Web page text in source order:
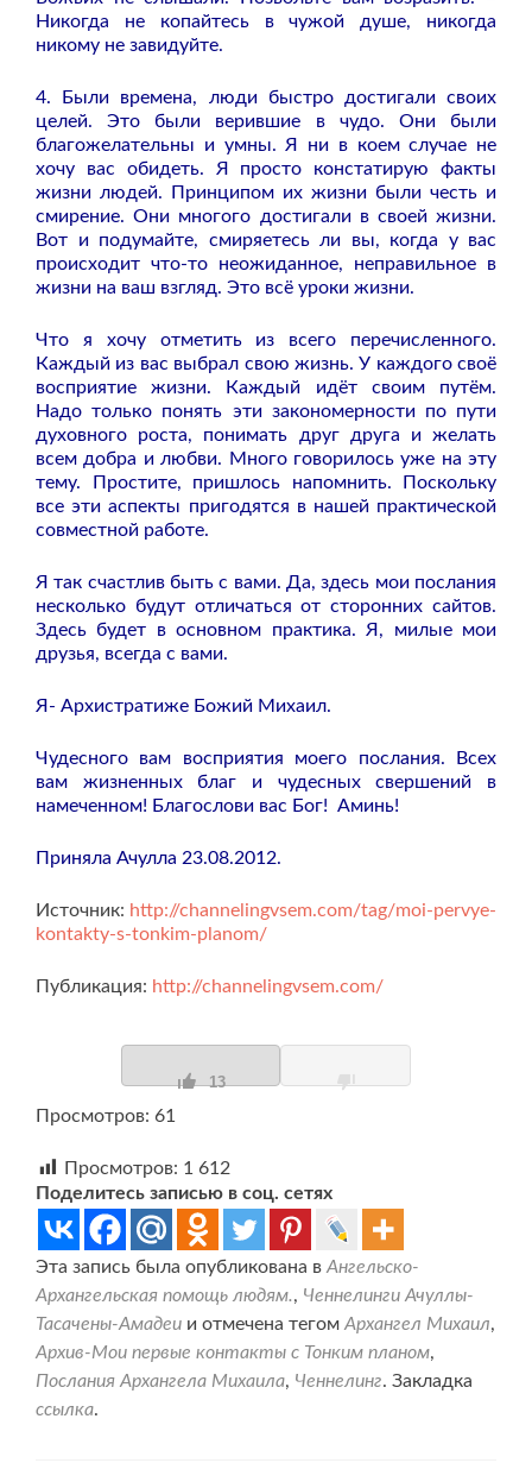
Никогда не копайтесь в чужой душе, никогда
никому не завидуйте.
4. Были времена, люди быстро достигали своих
целей. Это были верившие в чудо. Они были
благожелательны и умны. Я ни в коем случае не
хочу вас обидеть. Я просто констатирую факты
жизни людей. Принципом их жизни были честь и
смирение. Они многого достигали в своей жизни.
Вот и подумайте, смиряетесь ли вы, когда у вас
происходит что-то неожиданное, неправильное в
жизни на ваш взгляд. Это всё уроки жизни.
Что я хочу отметить из всего перечисленного.
Каждый из вас выбрал свою жизнь. У каждого своё
восприятие жизни. Каждый идёт своим путём.
Надо только понять эти закономерности по пути
духовного роста, понимать друг друга и желать
всем добра и любви. Много говорилось уже на эту
тему. Простите, пришлось напомнить. Поскольку
все эти аспекты пригодятся в нашей практической
совместной работе.
Я так счастлив быть с вами. Да, здесь мои послания
несколько будут отличаться от сторонних сайтов.
Здесь будет в основном практика. Я, милые мои
друзья, всегда с вами.
Я- Архистратиже Божий Михаил.
Чудесного вам восприятия моего послания. Всех
вам жизненных благ и чудесных свершений в
намеченном! Благослови вас Бог! Аминь!
Приняла Ачулла 23.08.2012.
Источник: http://channelingvsem.com/tag/moi-pervye-
kontakty-s-tonkim-planom/
Публикация: http://channelingvsem.com/
13
Просмотров: 61
Просмотров: 1 612
Поделитесь записью в соц. сетях
Эта запись была опубликована вАнгельско-
Архангельская помощь людям., Ченнелинги Ачуллы-
Тасачены-Амадеи и отмечена тегомАрхангел Михаил,
Архив-Мои первые контакты с Тонким планом,
Послания Архангела Михаила, Ченнелинг. Закладка
ссылка.